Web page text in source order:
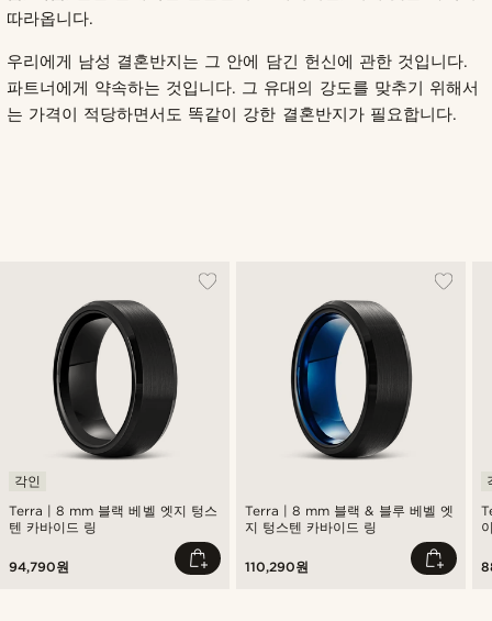
따라옵니다.
우리에게 남성 결혼반지는 그 안에 담긴 헌신에 관한 것입니다.
파트너에게 약속하는 것입니다. 그 유대의 강도를 맞추기 위해서
는 가격이 적당하면서도 똑같이 강한 결혼반지가 필요합니다.
Terra | 8 mm 블랙 베벨 엣지 텅스
텐 카바이드 링
각인
94,790원
Terra | 8 mm 블랙 & 블루 베벨 엣
지 텅스텐 카바이드 링
110,290원